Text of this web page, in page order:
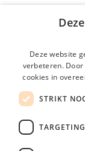
Inloggen als
Wachtwoord
login gegevens
login
Deze website
verbeteren.
cookies in
STRIKT
TARGETING